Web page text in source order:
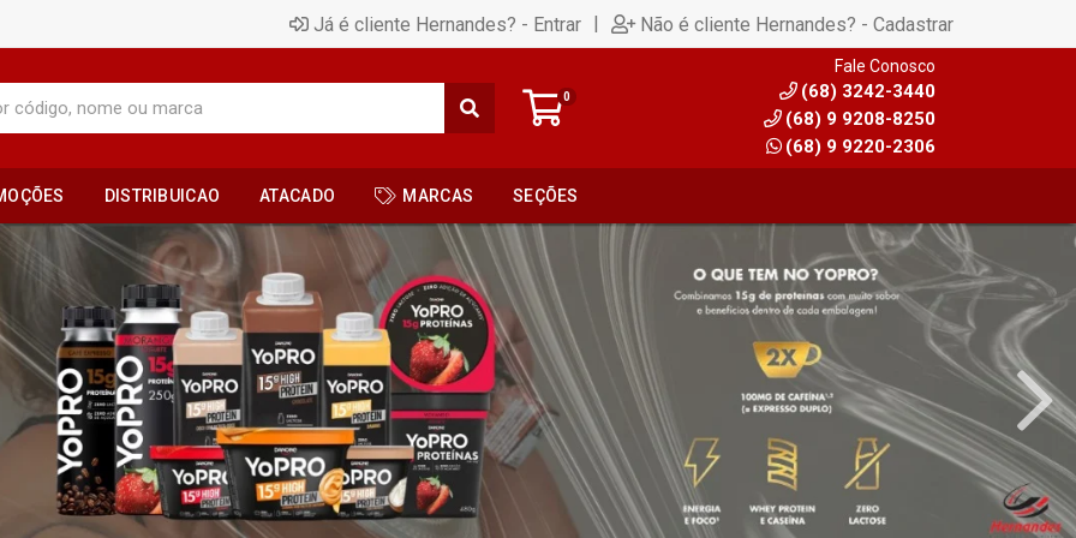
Já é cliente Hernandes? - Entrar | Não é cliente Hernandes? - Cadastrar
0
Fale Conosco
(68) 3242-3440
(68) 9 9208-8250
(68) 9 9220-2306
DISTRIBUICAO ATACADO MARCAS SEÇÕES